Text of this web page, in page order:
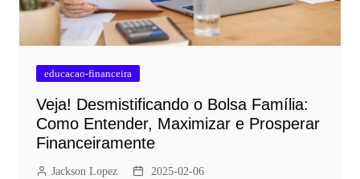
educacao-financeira
Veja! Desmistificando o Bolsa Família:
Como Entender, Maximizar e Prosperar
Financeiramente
Jackson Lopez 2025-02-06